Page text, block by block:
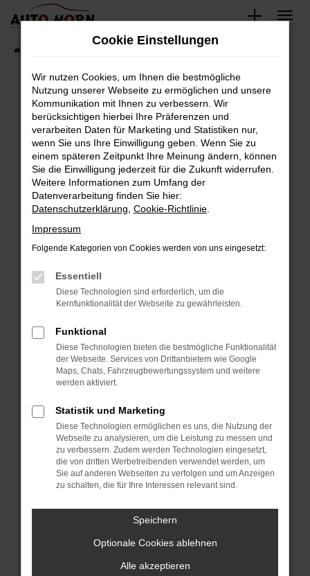
Zum
springen
Fahrzeugbestand
Fehler: Network Error
Beim Laden ist ein Fehler aufgetreten.
Hier sind ein paar Tipps, die dir helfen können:
Überprüfe deine Firewall und deine
Internetverbindung.
Laden andere Webseiten, zum Beispiel deine
Suchmaschine?
Prüfe deine Browsererweiterungen.
können das Laden bestimmter Seiten
verhindern. Funktioniert die Seite in einem
anderen Browser oder in einem privaten
Starte dein Gerät neu.
Das kann manchmal helfen, vorübergehende
Probleme zu beheben.
Betriebssystem auf dem neuesten Stand
sind.
Veraltete Software birgt nicht nur ein
Sicherheitsrisiko, sondern kann auch dazu
führen, dass bestimmte Funktionen nicht mehr
unterstützt werden.
Wende dich an den Webseitenbetreiber.
Wenn du alle oben genannten Schritte versucht
hast, kontaktiere uns bitte. Wir werden
versuchen, das Problem zu beheben. Du kannst
uns diesen Text schicken, um uns bei der
Cookie Einstellungen
Wir nutzen Cookies, um Ihnen die bestmögliche
Nutzung unserer Webseite zu ermöglichen und unsere
Kommunikation mit Ihnen zu verbessern. Wir
berücksichtigen hierbei Ihre Präferenzen und
verarbeiten Daten für Marketing und Statistiken nur,
wenn Sie uns Ihre Einwilligung geben. Wenn Sie zu
einem späteren Zeitpunkt Ihre Meinung ändern, können
Sie die Einwilligung jederzeit für die Zukunft widerrufen.
Weitere Informationen zum Umfang der
Datenverarbeitung finden Sie hier:
Datenschutzerklärung Cookie-Richtlinie
Impressum
Folgende Kategorien von Cookies werden von uns eingesetzt:
Essentiell
Diese Technologien sind erforderlich, um die
Kernfunktionalität der Webseite zu gewährleisten.
Funktional
Diese Technologien bieten die bestmögliche Funktionalität
der Webseite. Services von Drittanbietern wie Google
Maps, Chats, Fahrzeugbewertungssystem und weitere
werden aktiviert.
Statistik und Marketing
Diese Technologien ermöglichen es uns, die Nutzung der
Webseite zu analysieren, um die Leistung zu messen und
zu verbessern. Zudem werden Technologien eingesetzt,
die von dritten Werbetreibenden verwendet werden, um
Sie auf anderen Webseiten zu verfolgen und um Anzeigen
zu schalten, die für Ihre Interessen relevant sind.
Speichern
Optionale Cookies ablehnen
Alle akzeptieren